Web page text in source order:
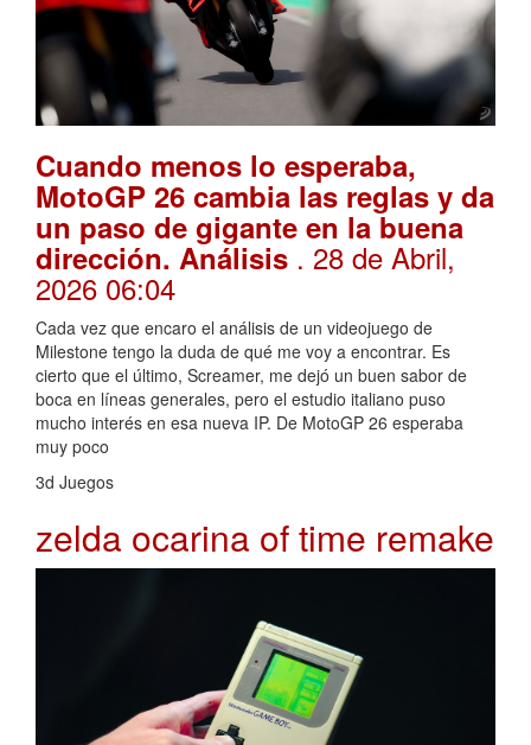
Cuando menos lo esperaba,
MotoGP 26 cambia las reglas y da
un paso de gigante en la buena
dirección. Análisis . 28 de Abril,
2026 06:04
Cada vez que encaro el análisis de un videojuego de
Milestone tengo la duda de qué me voy a encontrar. Es
cierto que el último, Screamer, me dejó un buen sabor de
boca en líneas generales, pero el estudio italiano puso
mucho interés en esa nueva IP. De MotoGP 26 esperaba
muy poco
3d Juegos
zelda ocarina of time remake